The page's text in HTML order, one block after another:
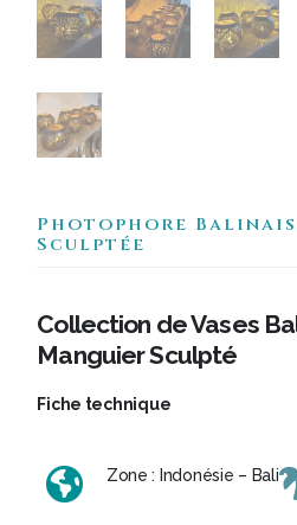
Photophore Balinais
Sculptée
Collection de Vases
Manguier Sculpté
Fiche technique
Zone : Indonésie – Bali